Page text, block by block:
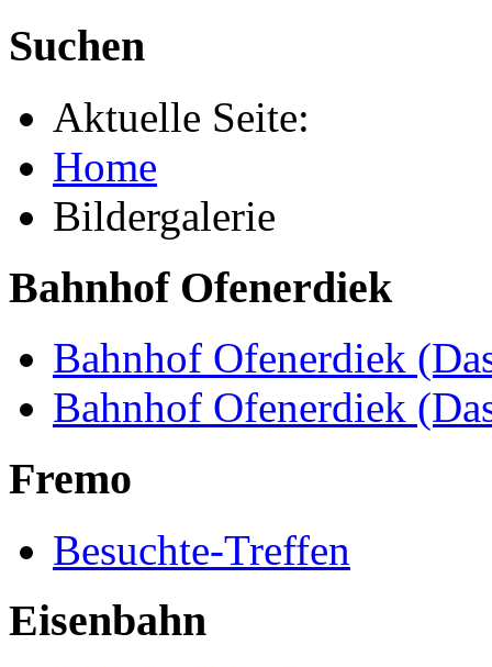
Suchen
Aktuelle Seite:
Home
Bildergalerie
Bahnhof Ofenerdiek
Bahnhof Ofenerdiek
Bahnhof Ofenerdiek
Fremo
Besuchte-Treffen
Eisenbahn